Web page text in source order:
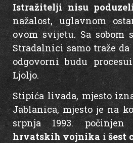
Istražitelji nisu
nažalost, uglavnom
ovom svijetu. Sa
Stradalnici samo traže
odgovorni budu
Ljoljo.
Stipića livada, mjesto
Jablanica, mjesto je na
srpnja 1993.
hrvatskih vojnika išest